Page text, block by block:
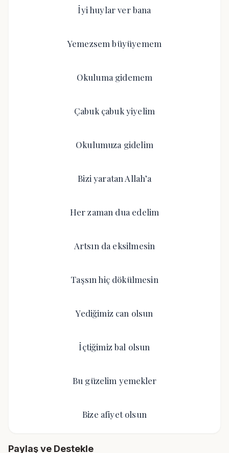
İyi huylar ver bana
Yemezsem büyüyemem
Okuluma gidemem
Çabuk çabuk yiyelim
Okulumuza gidelim
Bizi yaratan Allah’a
Her zaman dua edelim
Artsın da eksilmesin
Taşsın hiç dökülmesin
Yediğimiz can olsun
İçtiğimiz bal olsun
Bu güzelim yemekler
Bize afiyet olsun
Paylaş ve Destekle